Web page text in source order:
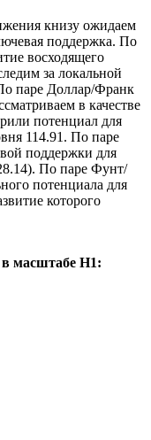
книзу ожидаем
поддержка. По
восходящего
за локальной
паре Доллар/Франк
в качестве
потенциал для
114.91. По паре
поддержки для
По паре Фунт/
потенциала для
которого
масштабе Н1: